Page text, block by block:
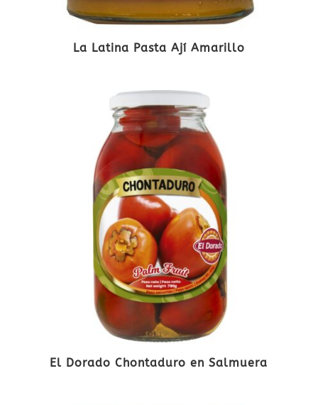
La Latina Pasta Ají Amarillo
El Dorado Chontaduro en Salmuera